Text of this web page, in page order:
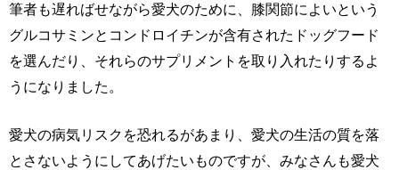
筆者も遅ればせながら愛犬のために、膝関節によいという
グルコサミンとコンドロイチンが含有されたドッグフード
を選んだり、それらのサプリメントを取り入れたりするよ
うになりました。
愛犬の病気リスクを恐れるがあまり、愛犬の生活の質を落
とさないようにしてあげたいものですが、みなさんも愛犬